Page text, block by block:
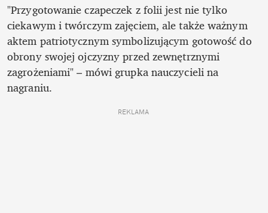
"Przygotowanie czapeczek z folii jest nie tylko
ciekawym i twórczym zajęciem, ale także ważnym
aktem patriotycznym symbolizującym gotowość do
obrony swojej ojczyzny przed zewnętrznymi
zagrożeniami" – mówi grupka nauczycieli na
nagraniu.
REKLAMA